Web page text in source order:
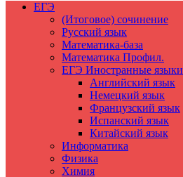
ЕГЭ
(Итоговое) сочинение
Русский язык
Математика-база
Математика Профил.
ЕГЭ Иностранные языки
Английский язык
Немецкий язык
Французский язык
Испанский язык
Китайский язык
Информатика
Физика
Химия